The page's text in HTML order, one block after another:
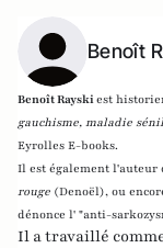
Benoît
Benoît Rayskiest
gauchisme, maladie
Eyrolles E-books.
Il est également l'auteur
rouge (Denoël), ou
dénonce l' "anti-
Il a travaillé